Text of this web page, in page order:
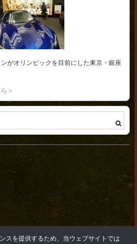
がオリンピックを目前にした東京・銀座
＞
スを提供するため、当ウェブサイトでは